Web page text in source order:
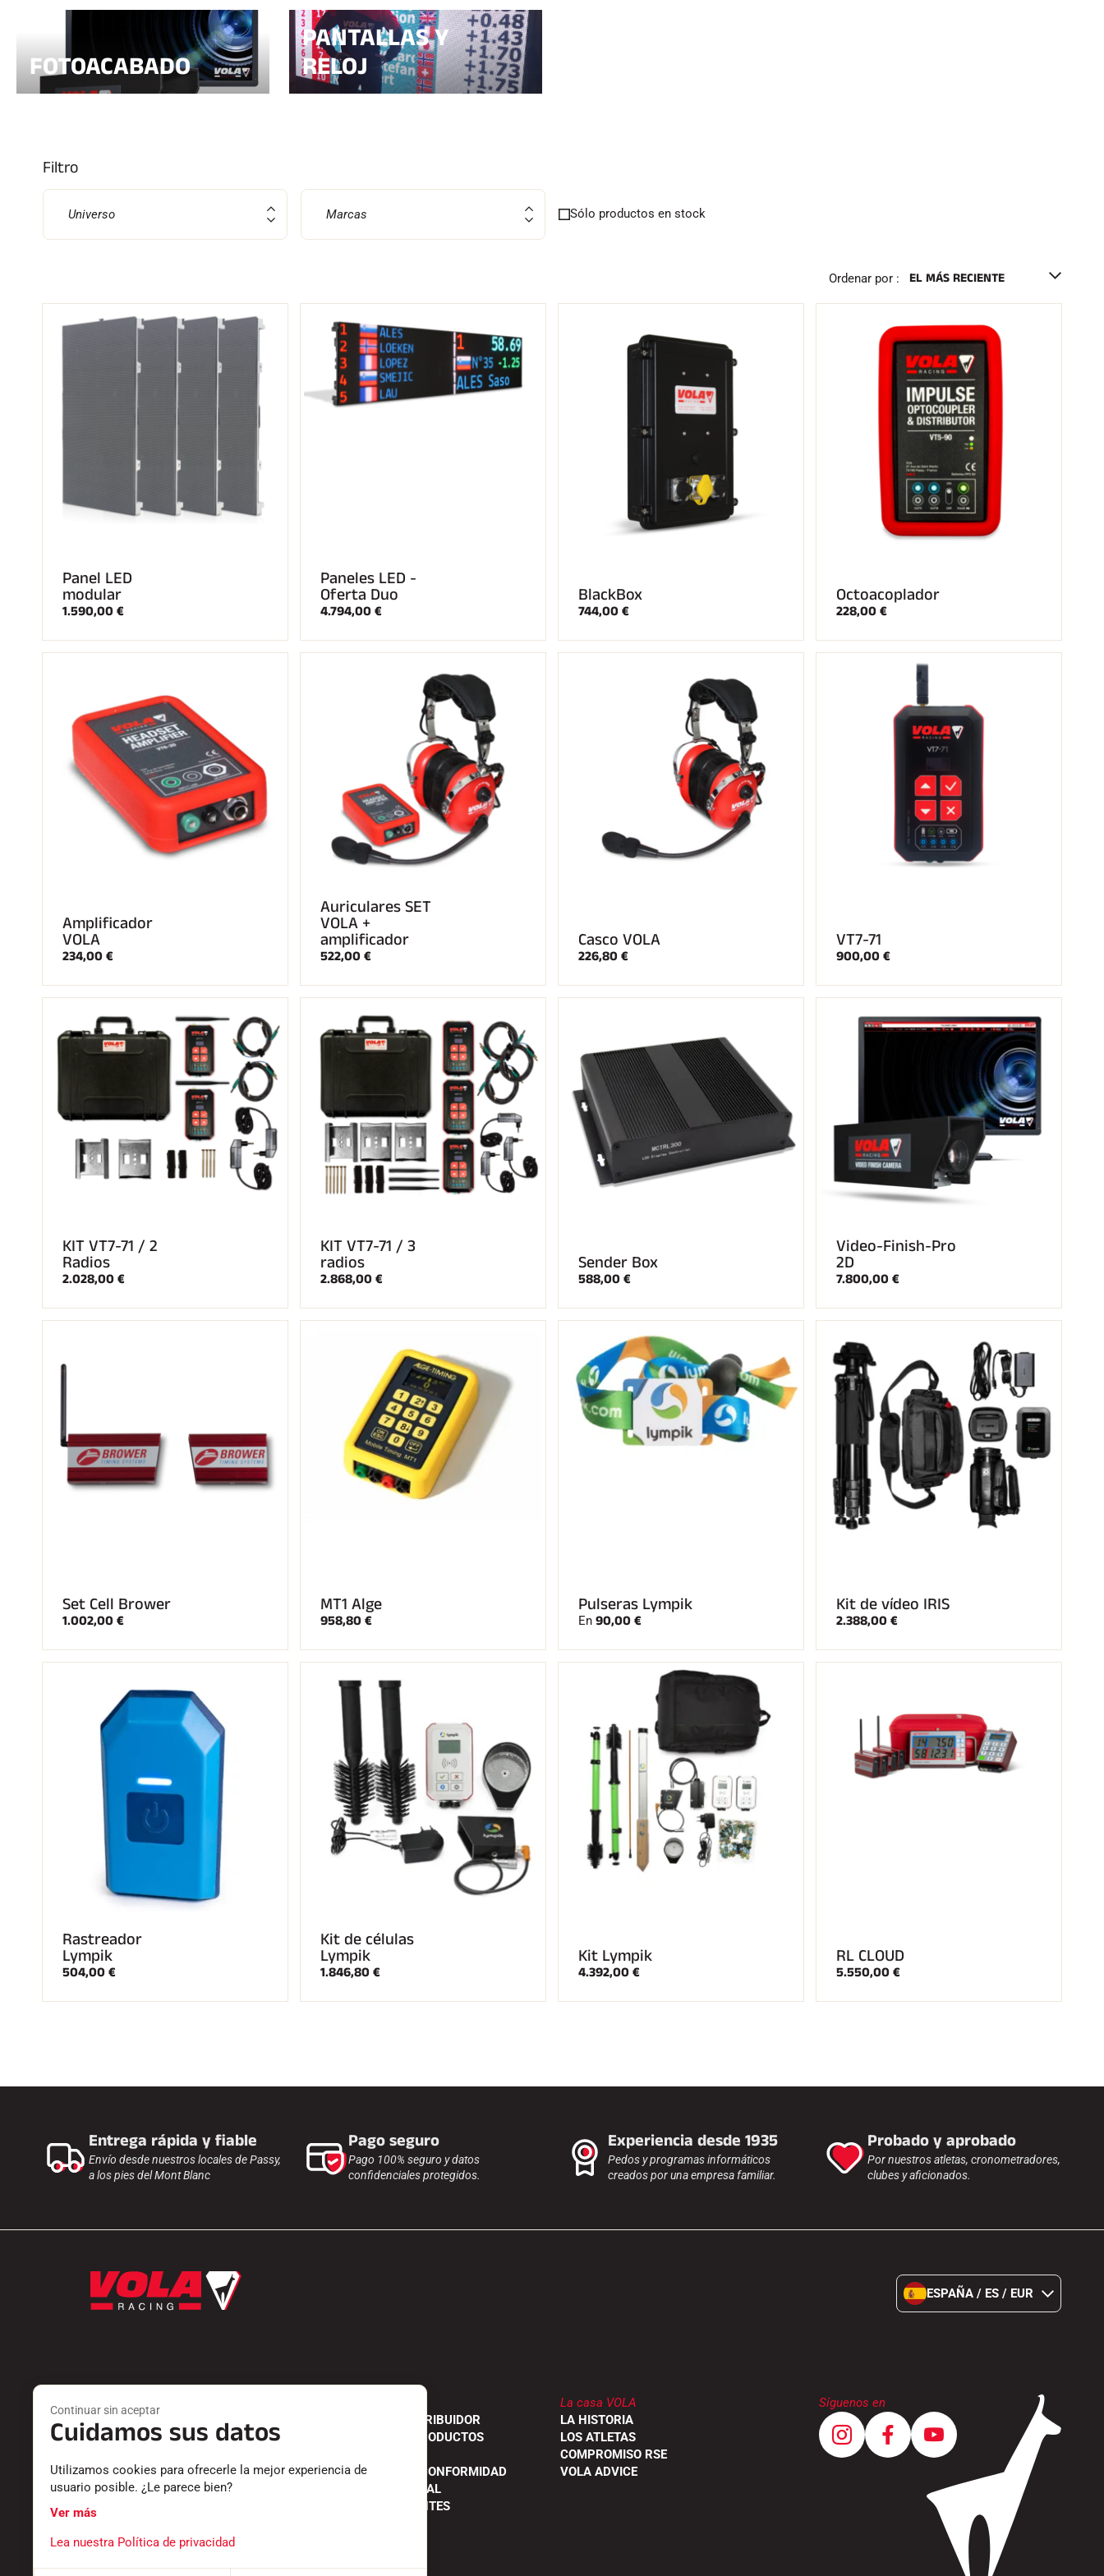
FOTOACABADO
PANTALLAS Y
RELOJ
Filtro
Universo Marcas Sólo productos en stock
Ordenar por :
Panel LED
modular
1.590,00 €
Paneles LED -
Oferta Duo
4.794,00 €
BlackBox
744,00 €
Octoacoplador
228,00 €
Amplificador
VOLA
234,00 €
Auriculares SET
VOLA +
amplificador
522,00 €
Casco VOLA
226,80 €
VT7-71
900,00 €
KIT VT7-71 / 2
Radios
2.028,00 €
KIT VT7-71 / 3
radios
2.868,00 €
Sender Box
588,00 €
Video-Finish-Pro
2D
7.800,00 €
Set Cell Brower
1.002,00 €
MT1 Alge
958,80 €
Pulseras Lympik
En 90,00 €
Kit de vídeo IRIS
2.388,00 €
Rastreador
Lympik
504,00 €
Kit de células
Lympik
1.846,80 €
Kit Lympik
4.392,00 €
RL CLOUD
5.550,00 €
Entrega rápida y fiable
Envío desde nuestros locales de Passy,
a los pies del Mont Blanc
Pago seguro
Pago 100% seguro y datos
confidenciales protegidos.
Experiencia desde 1935
Pedos y programas informáticos
creados por una empresa familiar.
Probado y aprobado
Por nuestros atletas, cronometradores,
clubes y aficionados.
ESPAÑA / ES / EUR
Productos
PEDOS
ACCESORIOS
TEXTILES
CRONOMETRAJE
SOFTWARE
ENCONTRAR UN DISTRIBUIDOR
DEVOLUCIONES DE PRODUCTOS
DECLARACIONES DE CONFORMIDAD
CARRERA PROFESIONAL
PREGUNTAS FRECUENTES
La casa VOLA
LA HISTORIA
LOS ATLETAS
COMPROMISO RSE
VOLA ADVICE
Síguenos en
Continuar sin aceptar
Cuidamos sus datos
Utilizamos cookies para ofrecerle la mejor experiencia de
usuario posible. ¿Le parece bien?
Ver más
Lea nuestra Política de privacidad